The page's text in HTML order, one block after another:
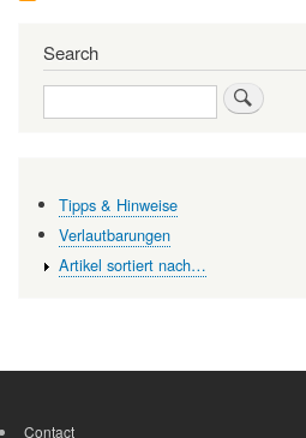
Search
Search
Tipps & Hinweise
Verlautbarungen
Artikel sortiert nach…
Contact